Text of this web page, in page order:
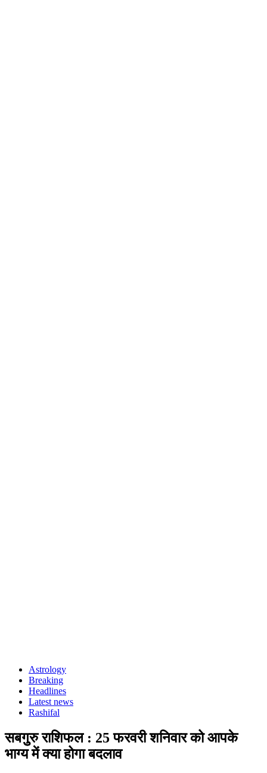
Astrology
Breaking
Headlines
Latest news
Rashifal
सबगुुरु राशिफल : 25 फरवरी शनिवार को आपके
भाग्य में क्या होगा बदलाव